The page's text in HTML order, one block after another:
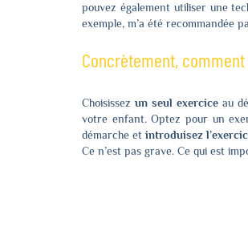
pouvez également utiliser une
exemple, m’a été recommandée
Concrètement,
Choisissez un seul exerciceau
votre enfant. Optez pour un
démarche etintroduisez
Ce n’est pas grave. Ce qui est